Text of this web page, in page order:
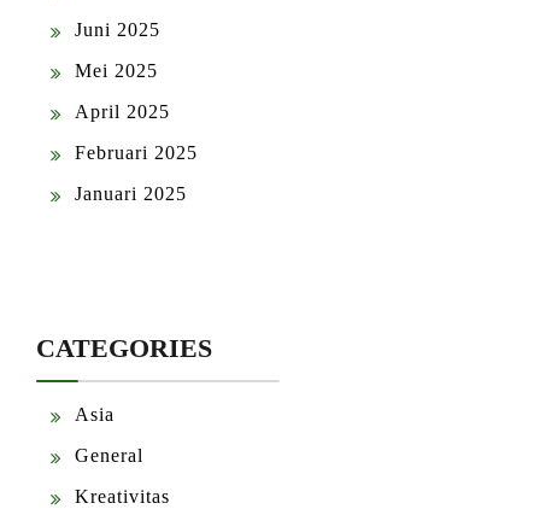
Juni 2025
Mei 2025
April 2025
Februari 2025
Januari 2025
CATEGORIES
Asia
General
Kreativitas